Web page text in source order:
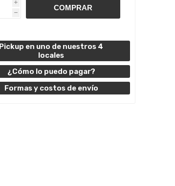
i
h
Pickup en uno de nuestros 4
locales
¿Cómo lo puedo pagar?
Formas y costos de envío